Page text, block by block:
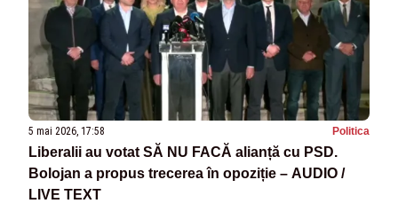
5 mai 2026, 17:58 Politica
Liberalii au votat SĂ NU FACĂ alianță cu PSD.
Bolojan a propus trecerea în opoziție – AUDIO /
LIVE TEXT